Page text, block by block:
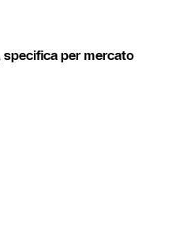
specifica per mercato